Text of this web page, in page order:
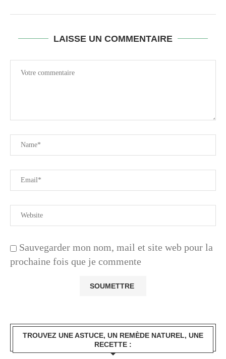
LAISSE UN COMMENTAIRE
Sauvegarder mon nom, mail et site web pour la
prochaine fois que je commente
TROUVEZ UNE ASTUCE, UN REMÈDE NATUREL, UNE
RECETTE :